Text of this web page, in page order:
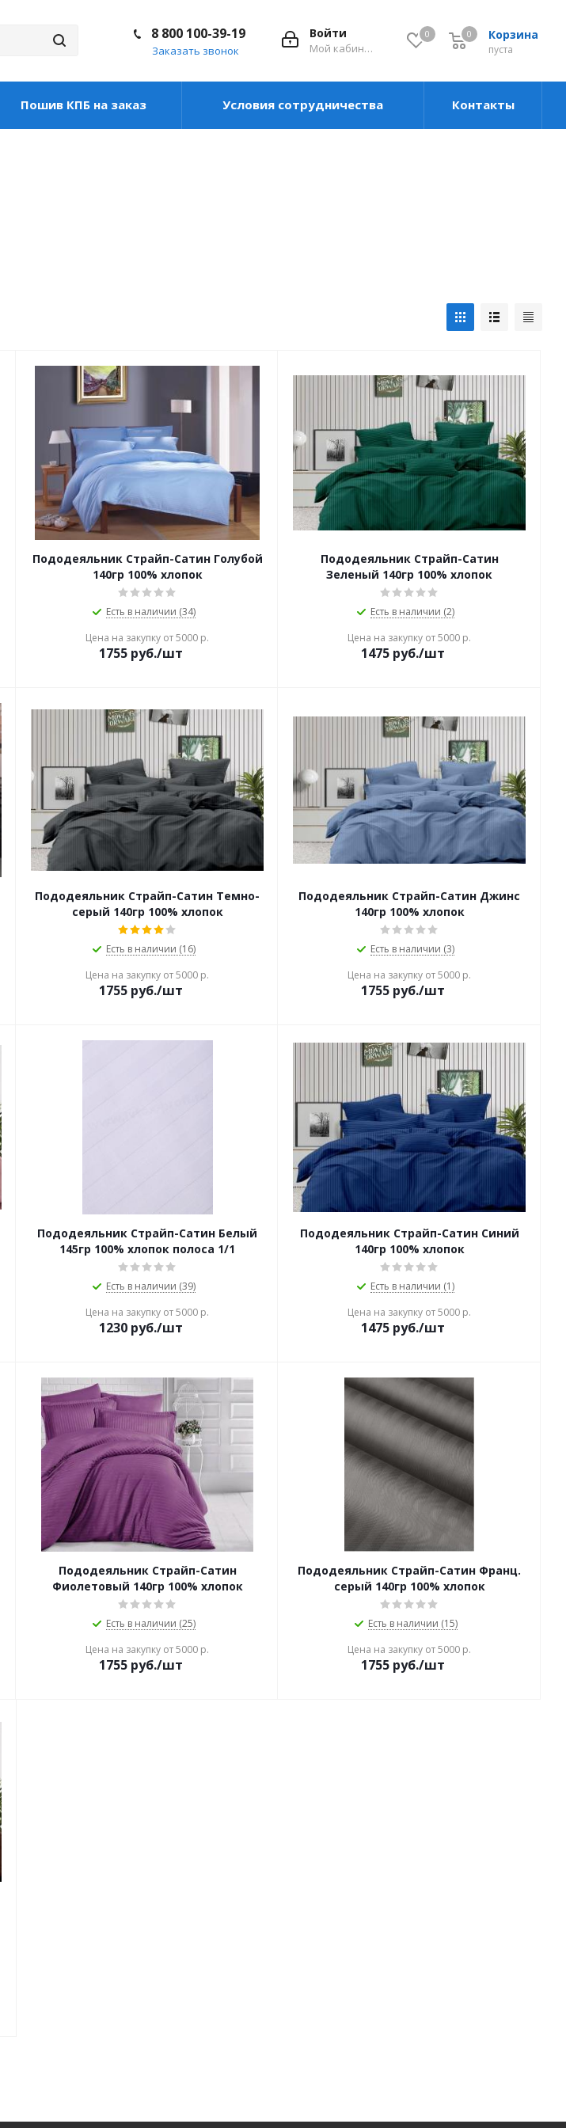
0 Корзина
0
пуста
0
Войти
Мой кабинет
8 800 100-39-19
Заказать звонок
Пошив КПБ на заказ Условия сотрудничества Контакты
Пододеяльник Страйп-Сатин Голубой
140гр 100% хлопок
Есть в наличии (34)
Цена на закупку от 5000 р.
1755 руб./шт
Пододеяльник Страйп-Сатин
Зеленый 140гр 100% хлопок
Есть в наличии (2)
Цена на закупку от 5000 р.
1475 руб./шт
Пододеяльник Страйп-Сатин Темно-
серый 140гр 100% хлопок
Есть в наличии (16)
Цена на закупку от 5000 р.
1755 руб./шт
Пододеяльник Страйп-Сатин Джинс
140гр 100% хлопок
Есть в наличии (3)
Цена на закупку от 5000 р.
1755 руб./шт
Пододеяльник Страйп-Сатин Белый
145гр 100% хлопок полоса 1/1
Есть в наличии (39)
Цена на закупку от 5000 р.
1230 руб./шт
Пододеяльник Страйп-Сатин Синий
140гр 100% хлопок
Есть в наличии (1)
Цена на закупку от 5000 р.
1475 руб./шт
Пододеяльник Страйп-Сатин
Фиолетовый 140гр 100% хлопок
Есть в наличии (25)
Цена на закупку от 5000 р.
1755 руб./шт
Пододеяльник Страйп-Сатин Франц.
серый 140гр 100% хлопок
Есть в наличии (15)
Цена на закупку от 5000 р.
1755 руб./шт